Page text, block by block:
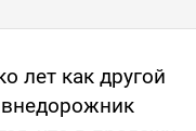
лет как другой